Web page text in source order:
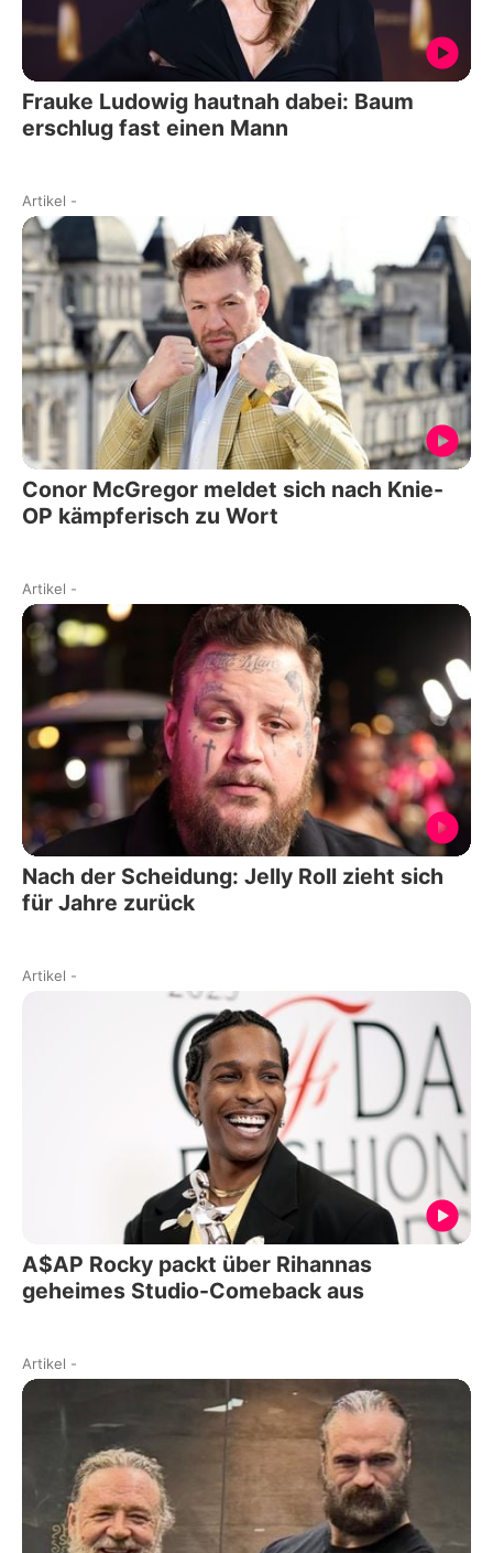
Frauke Ludowig hautnah dabei: Baum
erschlug fast einen Mann
Artikel -
Conor McGregor meldet sich nach Knie-
OP kämpferisch zu Wort
Artikel -
Nach der Scheidung: Jelly Roll zieht sich
für Jahre zurück
Artikel -
A$AP Rocky packt über Rihannas
geheimes Studio-Comeback aus
Artikel -